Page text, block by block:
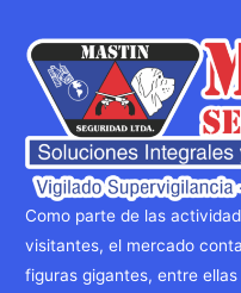
Como parte de las
visitantes, el mercado
figuras gigantes, entre